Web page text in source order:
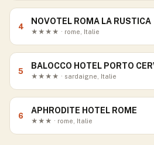
4
NOVOTEL ROMA LA RUSTICA
★★★★ · rome, Italie
5
BALOCCO HOTEL PORTO
★★★★ · sardaigne, Italie
6
APHRODITE HOTEL ROME
★★★ · rome, Italie